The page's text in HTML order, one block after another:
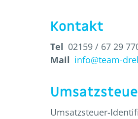
Kontakt
Tel 02159 / 67 29
Mail info@team-
Umsatzsteuer-